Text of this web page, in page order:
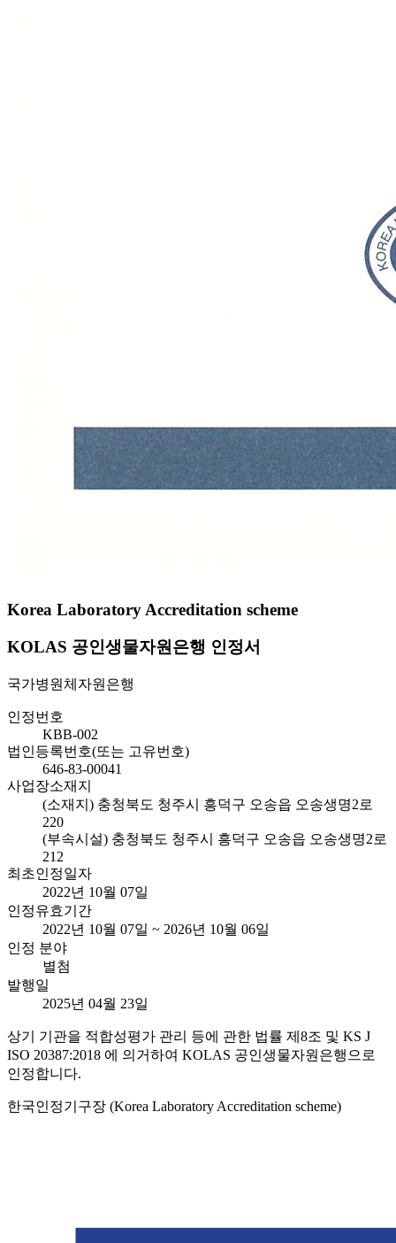
Korea Laboratory Accreditation scheme
KOLAS 공인생물자원은행 인정서
국가병원체자원은행
인정번호
KBB-002
법인등록번호(또는 고유번호)
646-83-00041
사업장소재지
(소재지) 충청북도 청주시 흥덕구 오송읍 오송생명2로
220
(부속시설) 충청북도 청주시 흥덕구 오송읍 오송생명2로
212
최초인정일자
2022년 10월 07일
인정유효기간
2022년 10월 07일 ~ 2026년 10월 06일
인정 분야
별첨
발행일
2025년 04월 23일
상기 기관을 적합성평가 관리 등에 관한 법률 제8조 및 KS J
ISO 20387:2018 에 의거하여 KOLAS 공인생물자원은행으로
인정합니다.
한국인정기구장 (Korea Laboratory Accreditation scheme)